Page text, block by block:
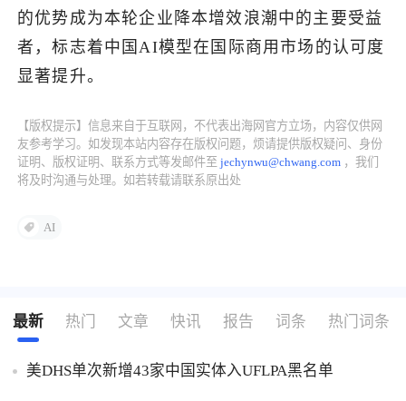
了解出海网
的优势成为本轮企业降本增效浪潮中的主要受益
者，标志着中国AI模型在国际商用市场的认可度
显著提升。
【版权提示】信息来自于互联网，不代表出海网官方立场，内容仅供网
友参考学习。如发现本站内容存在版权问题，烦请提供版权疑问、身份
证明、版权证明、联系方式等发邮件至jechynwu@chwang.com ，我们
将及时沟通与处理。如若转载请联系原出处
AI
最新 热门 文章 快讯 报告 词条 热门词条
美DHS单次新增43家中国实体入UFLPA黑名单